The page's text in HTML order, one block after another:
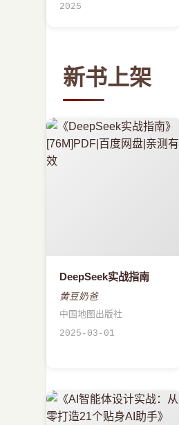
2025
新书上架
DeepSeek实战指南
黄豆奶爸
中国地图出版社
2025-03-01